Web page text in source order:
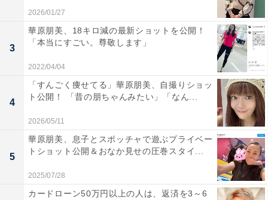
2026/01/27
3
華原朋美、18キロ減の最新ショットを公開！
「本当にすごい。尊敬します」
2022/04/04
4
「すんごく痩せてる」華原朋美、自撮りショッ
ト公開！ 「昔の朋ちゃんみたい」「なん...
2026/05/11
5
華原朋美、息子とスポッチャで遊ぶプライベー
トショット公開＆おなか見せの圧巻スタイ...
2025/07/28
カードローン50万円以上の人は、返済を3～6